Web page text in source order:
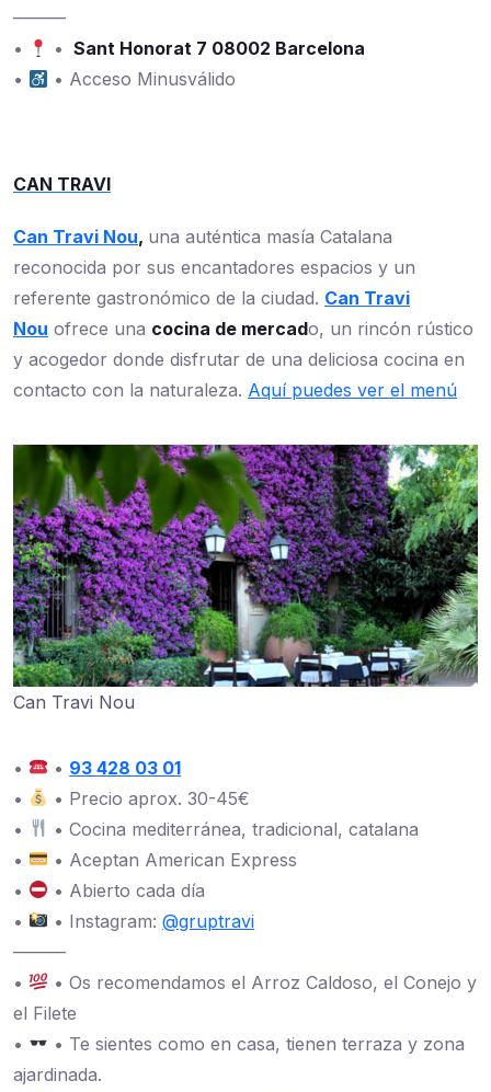
———
•
• Sant Honorat 7 08002 Barcelona
•
• Acceso Minusválido
CAN TRAVI
Can Travi Nou, una auténtica masía Catalana
reconocida por sus encantadores espacios y un
referente gastronómico de la ciudad. Can Travi
Nou ofrece una cocina de mercado, un rincón rústico
y acogedor donde disfrutar de una deliciosa cocina en
contacto con la naturaleza. Aquí puedes ver el menú
Can Travi Nou
• • 93 428 03 01
•
• Precio aprox. 30-45€
•
• Cocina mediterránea, tradicional, catalana
•
• Aceptan American Express
•
• Abierto cada día
•
• Instagram:@gruptravi
———
•
• Os recomendamos el Arroz Caldoso, el Conejo y
el Filete
•
• Te sientes como en casa, tienen terraza y zona
ajardinada.